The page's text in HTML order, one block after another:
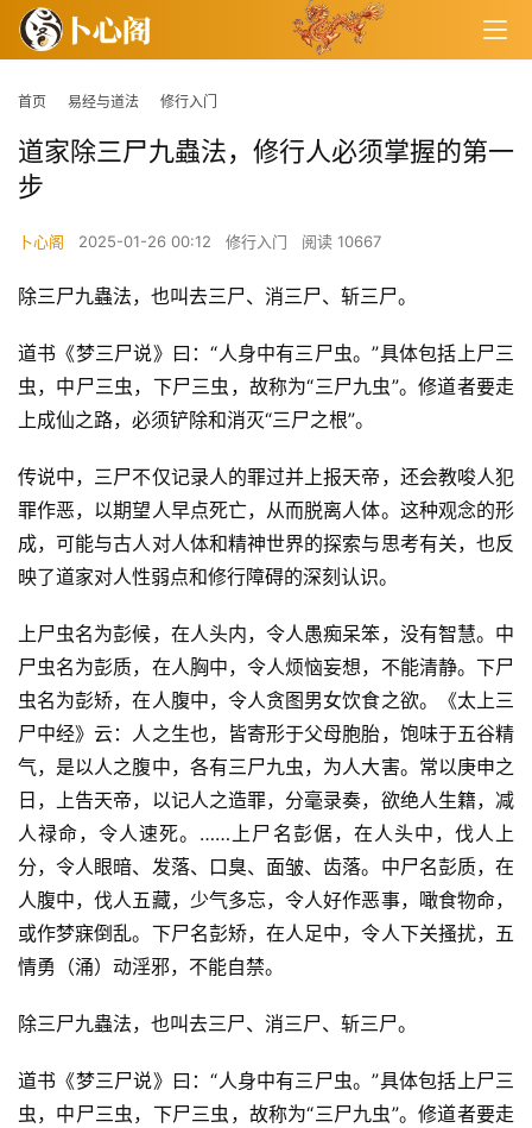
首页 易经与道法 修行入门
道家除三尸九蟲法，修行人必须掌握的第一
步
卜心阁 2025-01-26 00:12 修行入门 阅读 10667
除三尸九蟲法，也叫去三尸、消三尸、斩三尸。
道书《梦三尸说》曰：“人身中有三尸虫。”具体包括上尸三
虫，中尸三虫，下尸三虫，故称为“三尸九虫”。修道者要走
上成仙之路，必须铲除和消灭“三尸之根”。
传说中，三尸不仅记录人的罪过并上报天帝，还会教唆人犯
罪作恶，以期望人早点死亡，从而脱离人体。这种观念的形
成，可能与古人对人体和精神世界的探索与思考有关，也反
映了道家对人性弱点和修行障碍的深刻认识。
上尸虫名为彭候，在人头内，令人愚痴呆笨，没有智慧。中
尸虫名为彭质，在人胸中，令人烦恼妄想，不能清静。下尸
虫名为彭矫，在人腹中，令人贪图男女饮食之欲。《太上三
尸中经》云：人之生也，皆寄形于父母胞胎，饱味于五谷精
气，是以人之腹中，各有三尸九虫，为人大害。常以庚申之
日，上告天帝，以记人之造罪，分毫录奏，欲绝人生籍，减
人禄命，令人速死。……上尸名彭倨，在人头中，伐人上
分，令人眼暗、发落、口臭、面皱、齿落。中尸名彭质，在
人腹中，伐人五藏，少气多忘，令人好作恶事，噉食物命，
或作梦寐倒乱。下尸名彭矫，在人足中，令人下关搔扰，五
情勇（涌）动淫邪，不能自禁。
除三尸九蟲法，也叫去三尸、消三尸、斩三尸。
道书《梦三尸说》曰：“人身中有三尸虫。”具体包括上尸三
虫，中尸三虫，下尸三虫，故称为“三尸九虫”。修道者要走